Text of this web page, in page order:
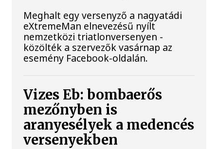
Meghalt egy versenyző a nagyatádi
eXtremeMan elnevezésű nyílt
nemzetközi triatlonversenyen -
közölték a szervezők vasárnap az
esemény Facebook-oldalán.
Vizes Eb: bombaerős
mezőnyben is
aranyesélyek a medencés
versenyekben